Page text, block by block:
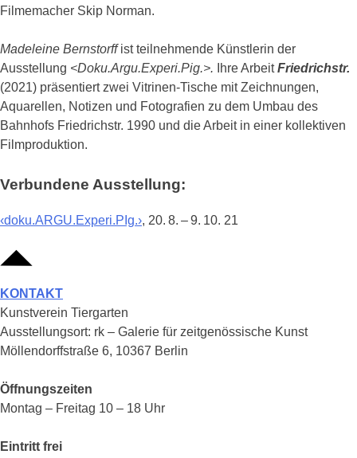
Filmemacher Skip Norman.
Madeleine Bernstorffist teilnehmende Künstlerin der
Ausstellung <Doku.Argu.Experi.Pig.>. Ihre Arbeit Friedrichstr.
(2021) präsentiert zwei Vitrinen-Tische mit Zeichnungen,
Aquarellen, Notizen und Fotografien zu dem Umbau des
Bahnhofs Friedrichstr. 1990 und die Arbeit in einer kollektiven
Filmproduktion.
Verbundene Ausstellung:
‹doku.ARGU.Experi.PIg.›, 20. 8. – 9. 10. 21
KONTAKT
Kunstverein Tiergarten
Ausstellungsort: rk – Galerie für zeitgenössische Kunst
Möllendorffstraße 6, 10367 Berlin
Öffnungszeiten
Montag – Freitag 10 – 18 Uhr
Eintritt frei